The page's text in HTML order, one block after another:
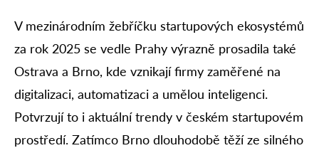
V mezinárodním žebříčku startupových ekosystémů
za rok 2025 se vedle Prahy výrazně prosadila také
Ostrava a Brno, kde vznikají firmy zaměřené na
digitalizaci, automatizaci a umělou inteligenci.
Potvrzují to i aktuální trendy v českém startupovém
prostředí. Zatímco Brno dlouhodobě těží ze silného